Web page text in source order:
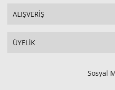
ALIŞVERİŞ
ÜYELİK
Sosyal